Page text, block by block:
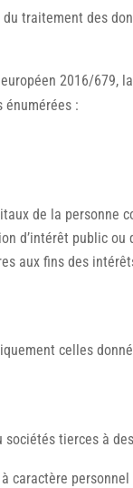
traitement des
2016/
énumérées :
de la personne
d’intérêt public
aux fins des
celles
tierces à
caractère